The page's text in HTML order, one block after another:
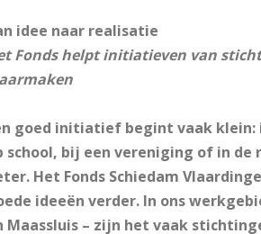
idee naar realisatie
Fonds helpt initiatieven van
goed initiatief begint vaak
school, bij een vereniging of in
Het Fonds Schiedam
ideeën verder. In ons
Maassluis – zijn het vaak